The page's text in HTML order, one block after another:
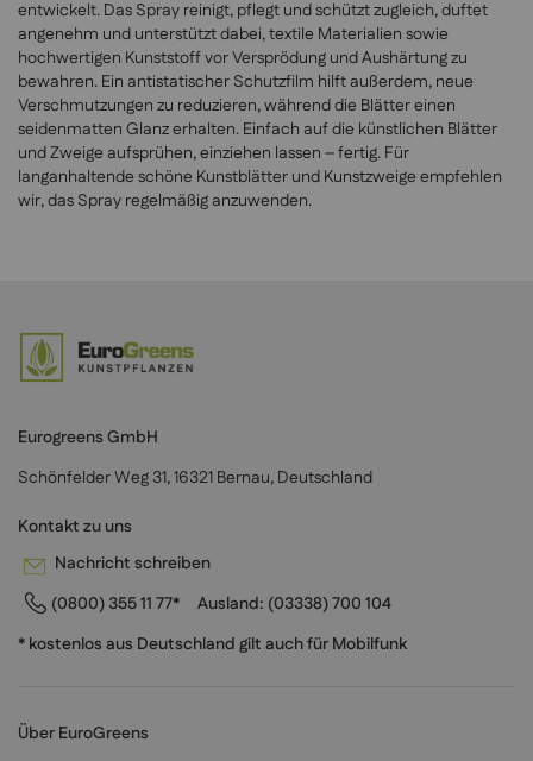
entwickelt. Das Spray reinigt, pflegt und schützt zugleich, duftet
angenehm und unterstützt dabei, textile Materialien sowie
hochwertigen Kunststoff vor Versprödung und Aushärtung zu
bewahren. Ein antistatischer Schutzfilm hilft außerdem, neue
Verschmutzungen zu reduzieren, während die Blätter einen
seidenmatten Glanz erhalten. Einfach auf die künstlichen Blätter
und Zweige aufsprühen, einziehen lassen – fertig. Für
langanhaltende schöne Kunstblätter und Kunstzweige empfehlen
wir, das Spray regelmäßig anzuwenden.
Eurogreens GmbH
Schönfelder Weg 31, 16321 Bernau, Deutschland
Kontakt zu uns
Nachricht schreiben
(0800) 355 11 77*
Ausland: (03338) 700 104
* kostenlos aus Deutschland gilt auch für Mobilfunk
Über EuroGreens